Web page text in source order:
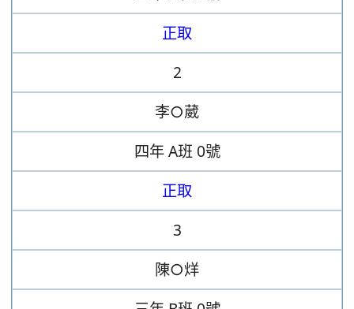
正取
2
李○葳
四年 A班 0號
正取
3
陳○烊